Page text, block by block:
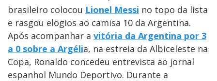
brasileiro colocou Lionel Messi no topo da lista
e rasgou elogios ao camisa 10 da Argentina.
Após acompanhar a vitória da Argentina por 3
a 0 sobre a Argélia, na estreia da Albiceleste na
Copa, Ronaldo concedeu entrevista ao jornal
espanhol Mundo Deportivo. Durante a